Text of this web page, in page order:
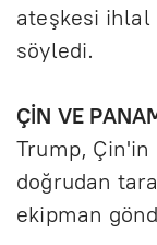
ateşkesi ihlal
söyledi.
ÇİN VE
Trump, Çin'in
doğrudan
ekipman